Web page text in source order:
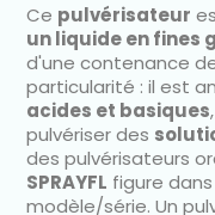
Ce pulvérisateur
un liquide en fines
d'une contenance
particularité : il est
acides et basiques
pulvériser des
des pulvérisateurs
SPRAYFL figure
modèle/série. Un